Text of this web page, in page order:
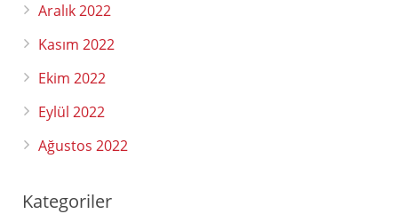
Aralık 2022
Kasım 2022
Ekim 2022
Eylül 2022
Ağustos 2022
Kategoriler